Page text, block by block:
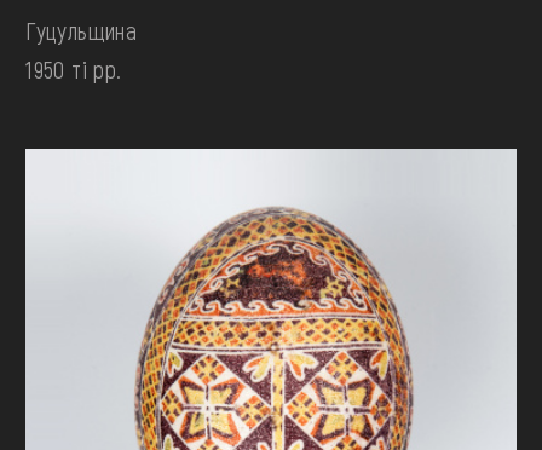
Гуцульщина
1950 ті рр.